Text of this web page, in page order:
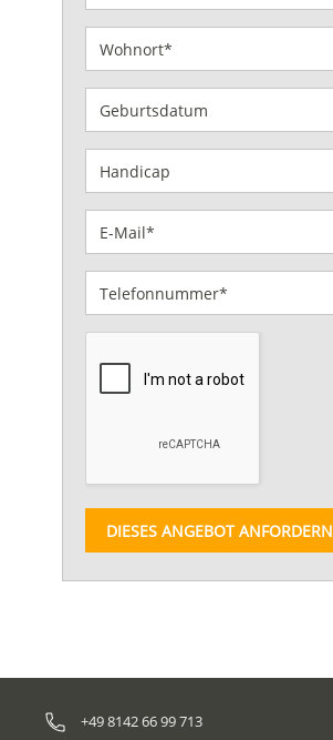
DIESES ANGEBOT ANFORDERN
+49 8142 66 99 713